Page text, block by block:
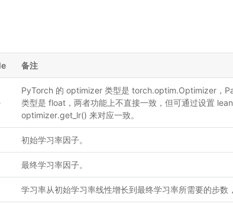
备注
PyTorch 的 optimizer 类型是 torch.optim.Optimizer，
类型是 float，两者功能上不直接一致，但可通过设置
optimizer.get_lr() 来对应一致。
初始学习率因子。
最终学习率因子。
学习率从初始学习率线性增长到最终学习率所需要的步数